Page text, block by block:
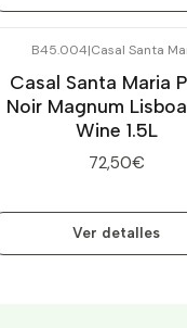
B45.004|Casal Santa
Casal Santa Maria
Noir Magnum
Wine 1.5L
72,50€
Ver detalles